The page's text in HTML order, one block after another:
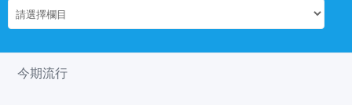
今期流行